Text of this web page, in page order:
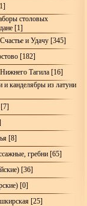
столовых
[1]
и Удачу [345]
[182]
Тагила [16]
и канделябры из латуни
[8]
гребни [65]
[36]
[0]
[25]